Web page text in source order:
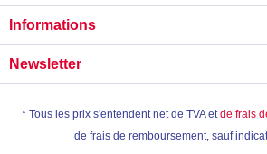
Informations
Newsletter
* Tous les prix s'entendent net de TVA etde frais
de frais de remboursement, sauf